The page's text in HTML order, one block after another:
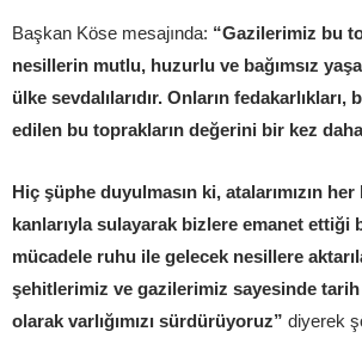
Başkan Köse mesajında: “Gazilerimiz bu
nesillerin mutlu, huzurlu ve bağımsız
ülke sevdalılarıdır. Onların fedakarlıkları,
edilen bu toprakların değerini bir kez
Hiç şüphe duyulmasın ki, atalarımızın her
kanlarıyla sulayarak bizlere emanet ettiği
mücadele ruhu ile gelecek nesillere
şehitlerimiz ve gazilerimiz sayesinde
olarak varlığımızı sürdürüyoruz” diyerek